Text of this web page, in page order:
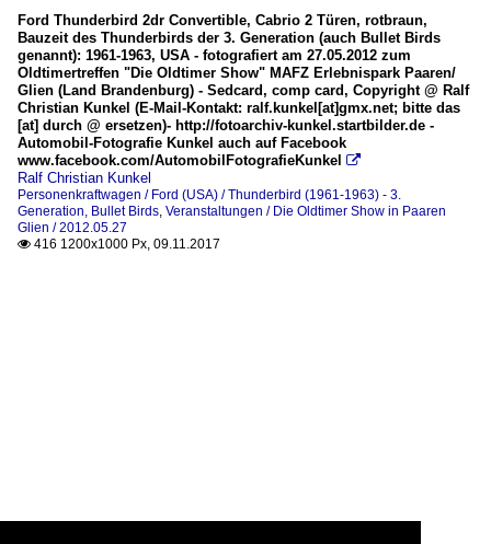
Ford Thunderbird 2dr Convertible, Cabrio 2 Türen, rotbraun,
Bauzeit des Thunderbirds der 3. Generation (auch Bullet Birds
genannt): 1961-1963, USA - fotografiert am 27.05.2012 zum
Oldtimertreffen "Die Oldtimer Show" MAFZ Erlebnispark Paaren/
Glien (Land Brandenburg) - Sedcard, comp card, Copyright @ Ralf
Christian Kunkel (E-Mail-Kontakt: ralf.kunkel[at]gmx.net; bitte das
[at] durch @ ersetzen)- http://fotoarchiv-kunkel.startbilder.de -
Automobil-Fotografie Kunkel auch auf Facebook
www.facebook.com/AutomobilFotografieKunkel

Ralf Christian Kunkel
Personenkraftwagen / Ford (USA) / Thunderbird (1961-1963) - 3.
Generation, Bullet Birds, Veranstaltungen / Die Oldtimer Show in Paaren
Glien / 2012.05.27
 416 1200x1000 Px, 09.11.2017